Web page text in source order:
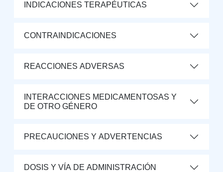
INDICACIONES TERAPÉUTICAS
CONTRAINDICACIONES
REACCIONES ADVERSAS
INTERACCIONES MEDICAMENTOSAS Y
DE OTRO GÉNERO
PRECAUCIONES Y ADVERTENCIAS
DOSIS Y VÍA DE ADMINISTRACIÓN